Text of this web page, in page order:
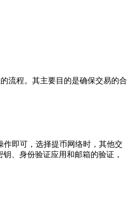
流程。其主要目的是确保交易的合
即可，选择提币网络时，其他交
、身份验证应用和邮箱的验证，